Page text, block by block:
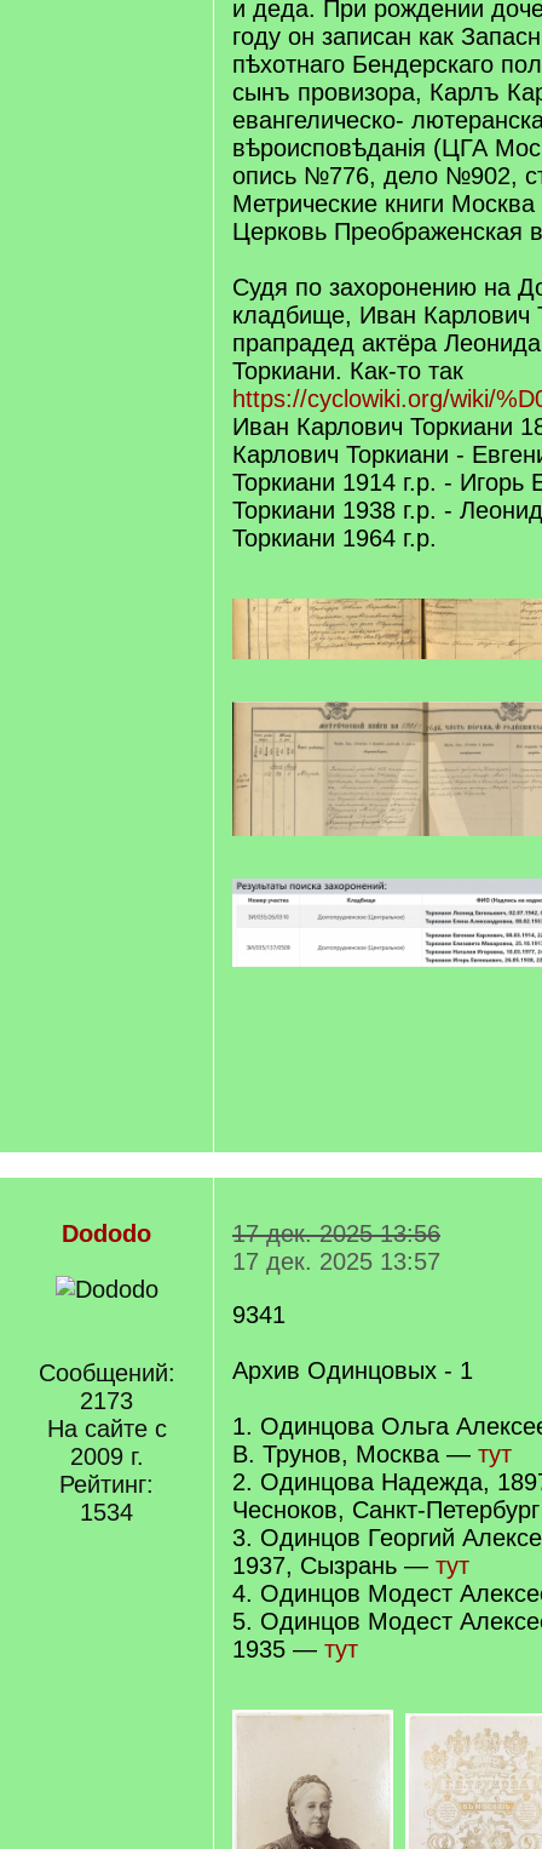
и деда. При рождении
году он записан как
пѣхотнаго Бендерскаго
сынъ провизора, Карлъ
евангелическо-
вѣроисповѣданія (ЦГА
опись №776, дело №902,
Метрические книги
Церковь Преображенская
Судя по захоронению на
кладбище, Иван Карлович
прапрадед актёра
Торкиани. Как-то так
https://cyclowiki.org/wiki/
Иван Карлович Торкиани
Карлович Торкиани -
Торкиани 1914 г.р. - Игорь
Торкиани 1938 г.р. -
Торкиани 1964 г.р.
Dododo
Сообщений:
2173
На сайте с
2009 г.
Рейтинг:
1534
17 дек. 2025 13:56
17 дек. 2025 13:57
9341
Архив Одинцовых - 1
1. Одинцова Ольга
В. Трунов, Москва — тут
2. Одинцова Надежда,
Чесноков, Санкт-
3. Одинцов Георгий
1937, Сызрань — тут
4. Одинцов Модест
5. Одинцов Модест
1935 — тут